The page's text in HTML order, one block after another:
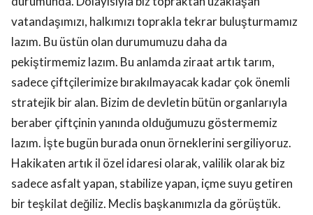
vatandaşımızı, halkımızı toprakla tekrar buluşturmamız
lazım. Bu üstün olan durumumuzu daha da
pekiştirmemiz lazım. Bu anlamda ziraat artık tarım,
sadece çiftçilerimize bırakılmayacak kadar çok önemli
stratejik bir alan. Bizim de devletin bütün organlarıyla
beraber çiftçinin yanında olduğumuzu göstermemiz
lazım. İşte bugün burada onun örneklerini sergiliyoruz.
Hakikaten artık il özel idaresi olarak, valilik olarak biz
sadece asfalt yapan, stabilize yapan, içme suyu getiren
bir teşkilat değiliz. Meclis başkanımızla da görüştük.